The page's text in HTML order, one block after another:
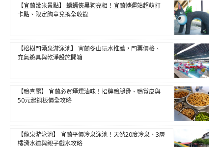
【宜蘭幾米景點】 蝙蝠俠黑狗亮相！宜蘭轉運站超萌打
卡點、限定胸章兌換全收錄
【松樹門湧泉游泳池】 宜蘭冬山玩水推薦，門票價格、
充氣遊具與乾淨設施開箱
【鴨喜露】 宜蘭必買煙燻滷味！招牌鴨腿骨、鴨賞皮與
50元起銅板價全攻略
【龍泉游泳池】 宜蘭平價冷泉泳池！天然20度冷泉、3層
樓滑水道與親子戲水攻略